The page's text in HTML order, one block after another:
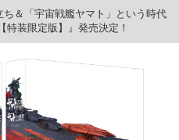
ち＆「宇宙戦艦ヤマト」という時代
装限定版】』発売決定！